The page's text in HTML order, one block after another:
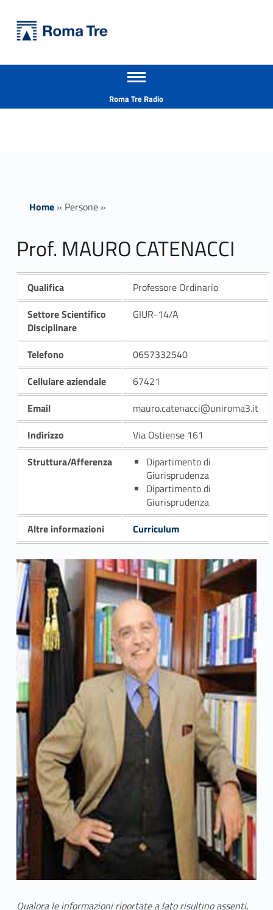
Prof. MAURO CATENACCI ricerca - Università Roma Tre
Apri il menu secondario
Roma Tre Radio
Home» Persone»
Prof. MAURO CATENACCI
Qualifica
Professore Ordinario
Settore Scientifico
Disciplinare
GIUR-14/A
Telefono
0657332540
Cellulare aziendale
67421
Email
mauro.catenacci@uniroma3.it
Indirizzo
Via Ostiense 161
Struttura/Afferenza
Dipartimento di
Giurisprudenza
Dipartimento di
Giurisprudenza
Altre informazioni
Curriculum
Qualora le informazioni riportate a lato risultino assenti,